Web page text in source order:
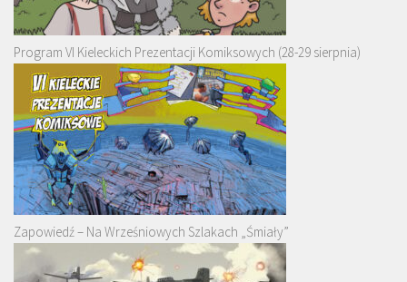
Program VI Kieleckich Prezentacji Komiksowych (28-29 sierpnia)
Zapowiedź – Na Wrześniowych Szlakach „Śmiały”